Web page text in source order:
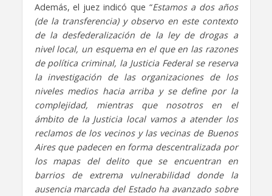
Además, el juez indicó que “Estamos a dos años
(de la transferencia) y observo en este contexto
de la desfederalización de la ley de drogas a
nivel local, un esquema en el que en las razones
de política criminal, la Justicia Federal se reserva
la investigación de las organizaciones de los
niveles medios hacia arriba y se define por la
complejidad, mientras que nosotros en el
ámbito de la Justicia local vamos a atender los
reclamos de los vecinos y las vecinas de Buenos
Aires que padecen en forma descentralizada por
los mapas del delito que se encuentran en
barrios de extrema vulnerabilidad donde la
ausencia marcada del Estado ha avanzado sobre